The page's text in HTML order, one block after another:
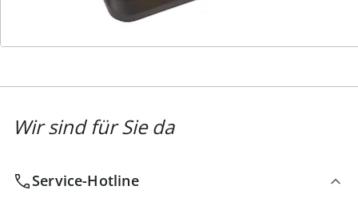
Newsletter abonnieren
Wir sind für Sie da
Service-Hotline